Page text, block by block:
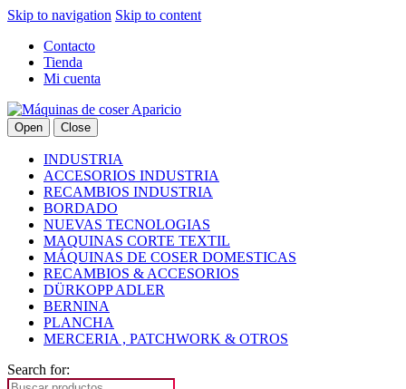
Skip to navigation Skip to content
Contacto
Tienda
Mi cuenta
Open Close
INDUSTRIA
ACCESORIOS INDUSTRIA
RECAMBIOS INDUSTRIA
BORDADO
NUEVAS TECNOLOGIAS
MAQUINAS CORTE TEXTIL
MÁQUINAS DE COSER DOMESTICAS
RECAMBIOS & ACCESORIOS
DÜRKOPP ADLER
BERNINA
PLANCHA
MERCERIA , PATCHWORK & OTROS
Search for: